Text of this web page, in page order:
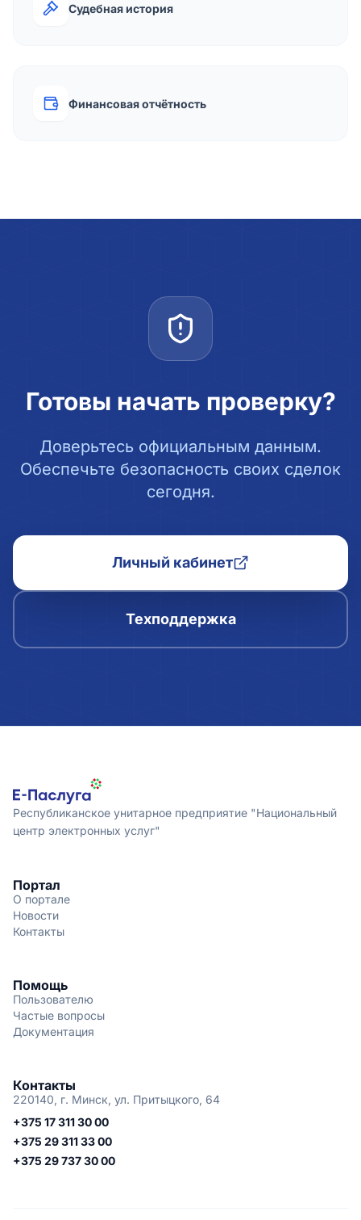
Судебная история
Финансовая отчётность
Готовы начать проверку?
Доверьтесь официальным данным.
Обеспечьте безопасность своих сделок
сегодня.
Личный кабинет
Техподдержка
Республиканское унитарное предприятие "Национальный
центр электронных услуг"
Портал
О портале
Новости
Контакты
Помощь
Пользователю
Частые вопросы
Документация
Контакты
220140, г. Минск, ул. Притыцкого, 64
+375 17 311 30 00
+375 29 311 33 00
+375 29 737 30 00